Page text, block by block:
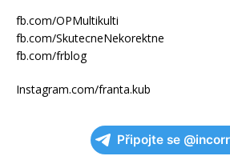
fb.com/OPMultikulti
fb.com/SkutecneNekorektne
fb.com/frblog
Instagram.com/franta.kub
Připojte se